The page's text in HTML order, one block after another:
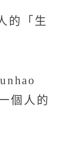
的「生
個人的